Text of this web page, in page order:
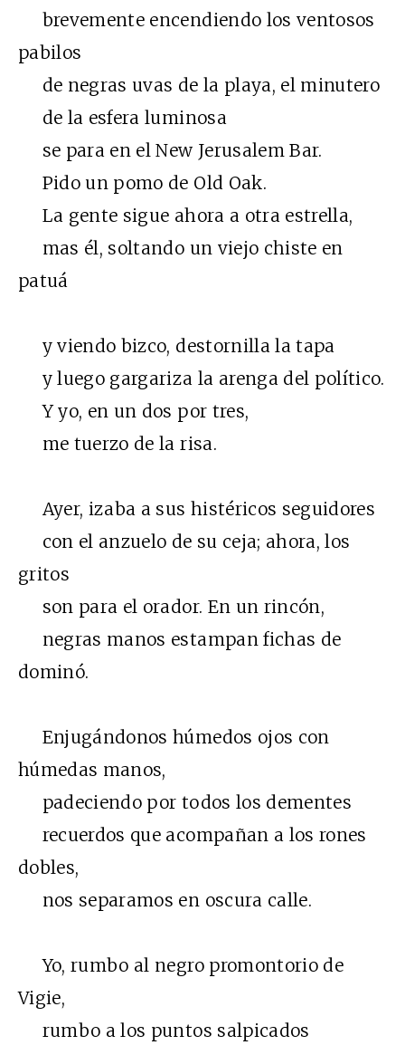
brevemente encendiendo los ventosos
pabilos
de negras uvas de la playa, el minutero
de la esfera luminosa
se para en el New Jerusalem Bar.
Pido un pomo de Old Oak.
La gente sigue ahora a otra estrella,
mas él, soltando un viejo chiste en
patuá
y viendo bizco, destornilla la tapa
y luego gargariza la arenga del político.
Y yo, en un dos por tres,
me tuerzo de la risa.
Ayer, izaba a sus histéricos seguidores
con el anzuelo de su ceja; ahora, los
gritos
son para el orador. En un rincón,
negras manos estampan fichas de
dominó.
Enjugándonos húmedos ojos con
húmedas manos,
padeciendo por todos los dementes
recuerdos que acompañan a los rones
dobles,
nos separamos en oscura calle.
Yo, rumbo al negro promontorio de
Vigie,
rumbo a los puntos salpicados